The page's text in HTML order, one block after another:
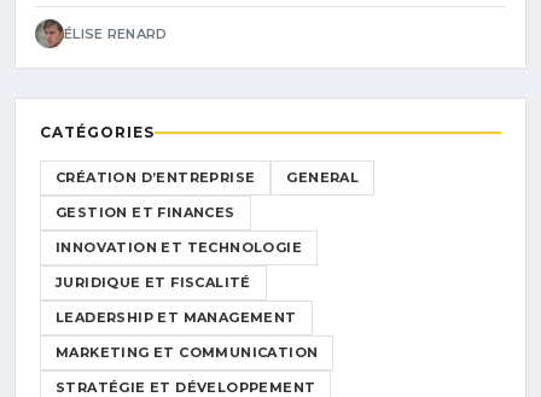
ÉLISE RENARD
CATÉGORIES
CRÉATION D’ENTREPRISE GENERAL
GESTION ET FINANCES
INNOVATION ET TECHNOLOGIE
JURIDIQUE ET FISCALITÉ
LEADERSHIP ET MANAGEMENT
MARKETING ET COMMUNICATION
STRATÉGIE ET DÉVELOPPEMENT